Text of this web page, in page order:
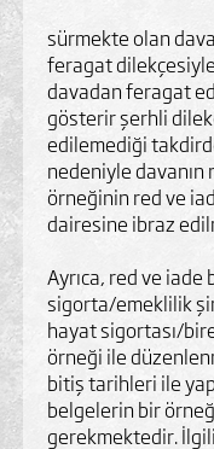
sürmekte olan
feragat
davadan feragat
gösterir şerhli
edilemediği
nedeniyle
örneğinin red ve
dairesine ibraz
Ayrıca, red ve
sigorta/emeklilik
hayat sigortası/
örneği ile
bitiş tarihleri ile
belgelerin bir
gerekmektedir.